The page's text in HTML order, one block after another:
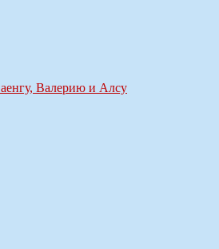
Валерию и Алсу